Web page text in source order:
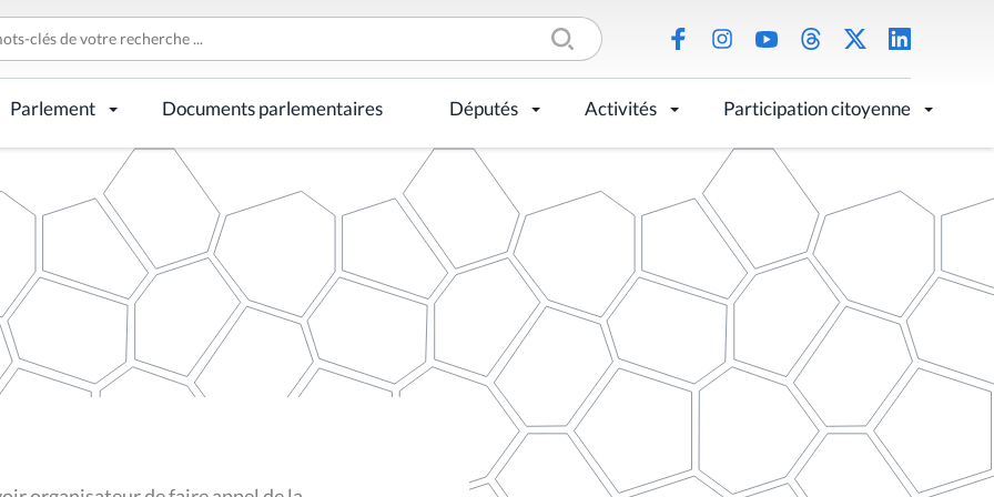
Parlement Documents parlementaires Députés Activités Participation citoyenne